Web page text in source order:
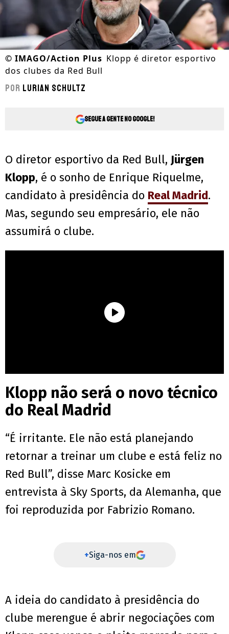
© IMAGO/Action Plus Klopp é diretor esportivo
dos clubes da Red Bull
Por Lurian Schultz
Segue a gente no Google!
O diretor esportivo da Red Bull, Jürgen
Klopp, é o sonho de Enrique Riquelme,
candidato à presidência do Real Madrid.
Mas, segundo seu empresário, ele não
assumirá o clube.
Klopp não será o novo técnico
do Real Madrid
“É irritante. Ele não está planejando
retornar a treinar um clube e está feliz no
Red Bull”, disse Marc Kosicke em
entrevista à Sky Sports, da Alemanha, que
foi reproduzida por Fabrizio Romano.
+Siga-nos em
A ideia do candidato à presidência do
clube merengue é abrir negociações com